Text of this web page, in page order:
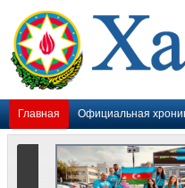
Главная Официальная